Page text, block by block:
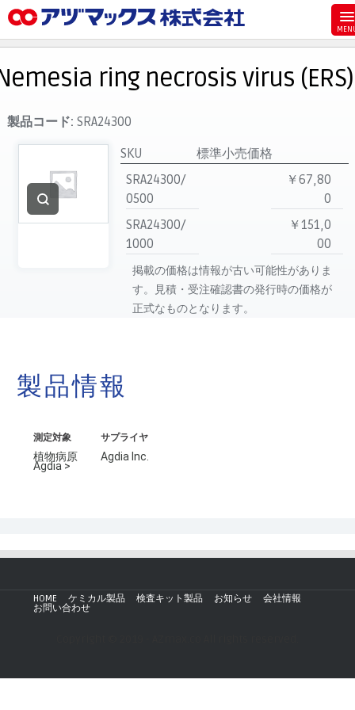
お気に入り
お買い物カゴ
ご注文
マイページ
主要取扱ブランド
ring necrosis virus (ERS)
製品コード: SRA24300
SKU
標準小売価格
SRA24300/
0500
￥67,80
0
SRA24300/
1000
￥151,0
00
掲載の価格は情報が古い可能性がありま
す。見積・受注確認書の発行時の価格が
正式なものとなります。
製品情報
測定対象
植物病原
Agdia >
サプライヤ
Agdia Inc.
HOME ケミカル製品 検査キット製品 お知らせ
会社情報
お問い合わせ